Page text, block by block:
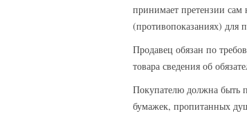
принимает претензии сам
(противопоказаниях) для
Продавец обязан по
товара сведения об
Покупателю должна быть
бумажек, пропитанных